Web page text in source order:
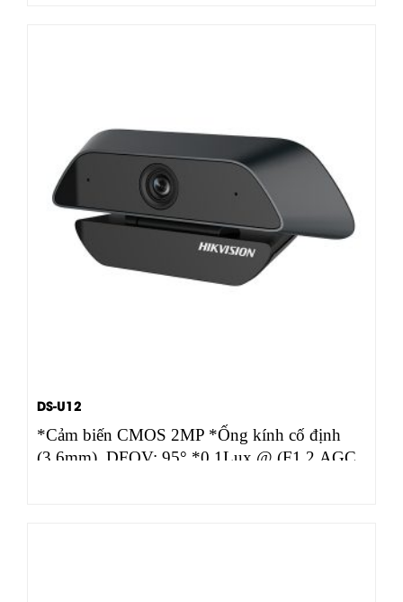
DS-U12
*Cảm biến CMOS 2MP *Ống kính cố định
(3.6mm), DFOV: 95° *0.1Lux @ (F1.2,AGC